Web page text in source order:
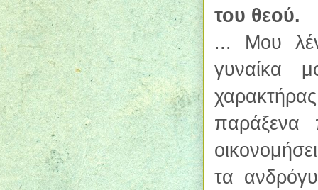
του θεού.
... Μου
γυναίκα
τα